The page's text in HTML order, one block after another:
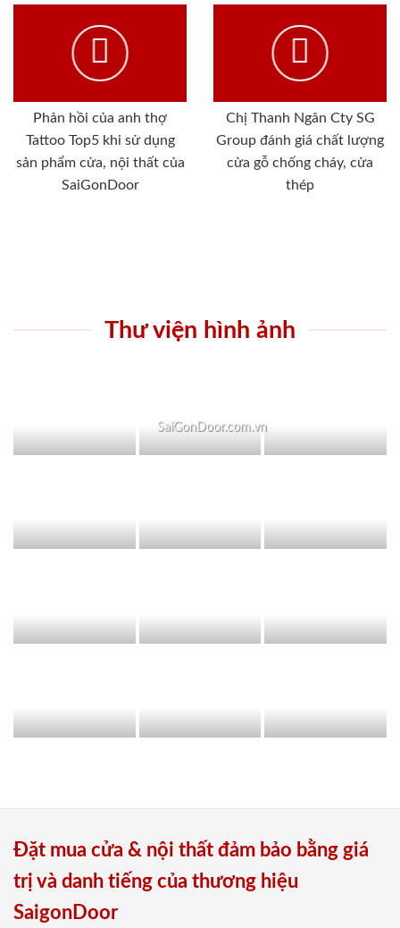
Phản hồi của anh thợ
Tattoo Top5 khi sử dụng
sản phẩm cửa, nội thất của
SaiGonDoor
Chị Thanh Ngân Cty SG
Group đánh giá chất lượng
cửa gỗ chống cháy, cửa
thép
Thư viện hình ảnh
SaiGonDoor.com.vn
Đặt mua cửa & nội thất đảm bảo bằng giá
trị và danh tiếng của thương hiệu
SaigonDoor